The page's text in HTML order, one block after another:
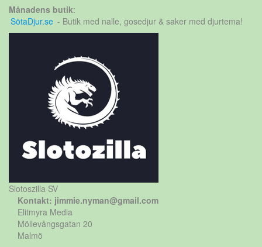
Månadens butik:
SötaDjur.se - Butik med nalle, gosedjur & saker med djurtema!
Slotoszilla SV
Kontakt: jimmie.nyman@gmail.com
Elitmyra Media
Möllevångsgatan 20
Malmö